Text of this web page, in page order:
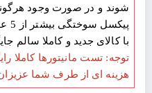
شوند و در صورت وجود
با کالای جدید و کاملا سالم
توجه: تست مانیتورها کاملا
هزینه ای از طرف شما